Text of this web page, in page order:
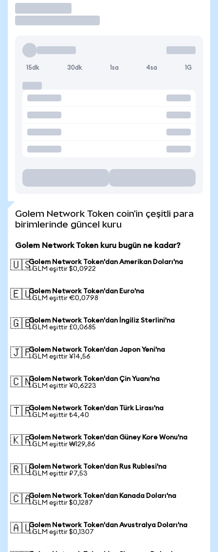
15dk 30dk 1sa 4sa 1G
Golem Network Token coin'in çeşitli para
birimlerinde güncel kuru
Golem Network Token kuru bugün ne kadar?
🇺🇸Golem Network Token'dan Amerikan Doları'na
1 GLM eşittir $0,0922
🇪🇺Golem Network Token'dan Euro'na
1 GLM eşittir €0,0798
🇬🇧Golem Network Token'dan İngiliz Sterlini'na
1 GLM eşittir £0,0685
🇯🇵Golem Network Token'dan Japon Yeni'na
1 GLM eşittir ¥14,56
🇨🇳Golem Network Token'dan Çin Yuanı'na
1 GLM eşittir ¥0,6223
🇹🇷Golem Network Token'dan Türk Lirası'na
1 GLM eşittir ₺4,40
🇰🇷Golem Network Token'dan Güney Kore Wonu'na
1 GLM eşittir ₩129,86
🇷🇺Golem Network Token'dan Rus Rublesi'na
1 GLM eşittir ₽7,53
🇨🇦Golem Network Token'dan Kanada Doları'na
1 GLM eşittir $0,1287
🇦🇺Golem Network Token'dan Avustralya Doları'na
1 GLM eşittir $0,1307